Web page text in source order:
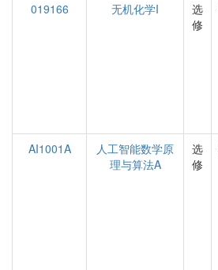
019166
无机化学I
选
修
AI1001A
人工智能数学原
理与算法A
选
修